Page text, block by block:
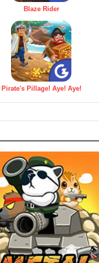
Blaze Rider
Pirate's Pillage! Aye! Aye!